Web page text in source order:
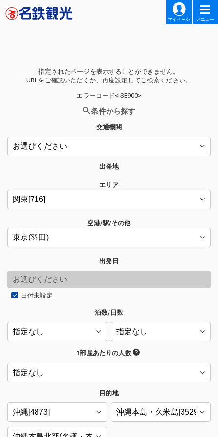
マイページ メニュー
指定されたページを表示することができません。
URLをご確認いただくか、再度設定してご検索ください。
エラーコード<ISE900>
条件から探す
交通機関
出発地
エリア
空港/駅/その他
出発日
日付未設定
泊数/日数
1部屋あたりの人数
目的地